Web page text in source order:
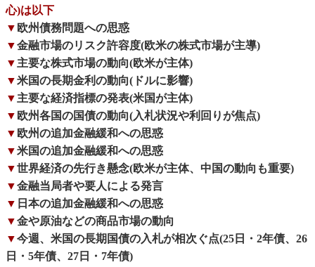
心)は以下
▼ 欧州債務問題への思惑
▼金融市場のリスク許容度(欧米の株式市場が主導)
▼主要な株式市場の動向(欧米が主体)
▼米国の長期金利の動向(ドルに影響)
▼主要な経済指標の発表(米国が主体)
▼ 欧州各国の国債の動向(入札状況や利回りが焦点)
▼ 欧州の追加金融緩和への思惑
▼米国の追加金融緩和への思惑
▼世界経済の先行き懸念(欧米が主体、中国の動向も重要)
▼金融当局者や要人による発言
▼ 日本の追加金融緩和への思惑
▼金や原油などの商品市場の動向
▼今週、米国の長期国債の入札が相次ぐ点(25日・2年債、26
日・5年債、27日・7年債)